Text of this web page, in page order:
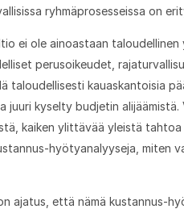
ryhmäprosesseissa on
ei ole ainoastaan taloudellinen
perusoikeudet,
taloudellisesti kauaskantoisia
juuri kyselty budjetin alijäämistä.
kaiken ylittävää yleistä
hyötyanalyyseja, miten
ajatus, että nämä kustannus-